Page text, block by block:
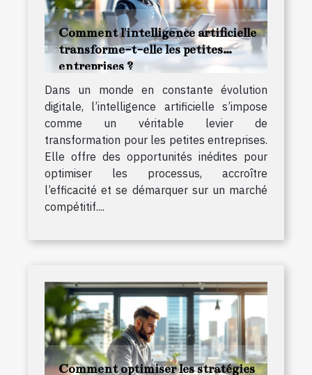
Comment l'intelligence artificielle
transforme-t-elle les petites
entreprises ?
Dans un monde en constante évolution
digitale, l’intelligence artificielle s’impose
comme un véritable levier de
transformation pour les petites entreprises.
Elle offre des opportunités inédites pour
optimiser les processus, accroître
l’efficacité et se démarquer sur un marché
compétitif....
Comment optimiser les stratégies